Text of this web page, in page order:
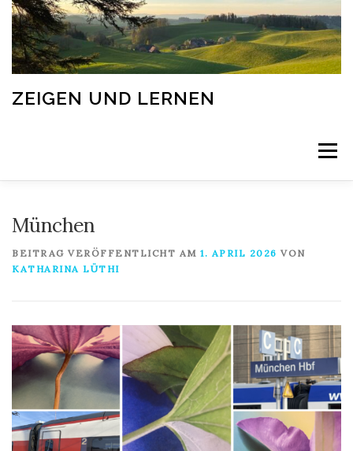
Zum
Inhalt
springen
ZEIGEN UND LERNEN
Menü
München
BEITRAG VERÖFFENTLICHT AM 1. APRIL 2026 VON
KATHARINA LÜTHI